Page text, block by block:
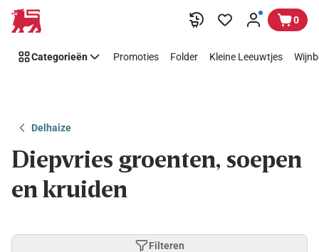
Overslaan 0
Categorieën Promoties Folder Kleine Leeuwtjes
Delhaize
Diepvries groenten, soepen
en kruiden
Filteren